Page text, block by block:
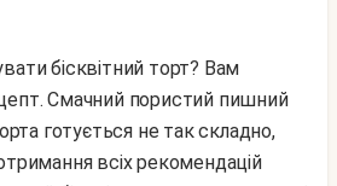
Смачний пористий пишний
готується не так складно,
всіх рекомендацій